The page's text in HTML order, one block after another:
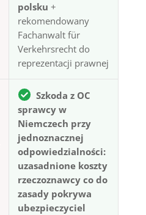
polsku +
rekomendowany
Fachanwalt für
Verkehrsrecht do
reprezentacji prawnej
Szkoda z OC
sprawcy w
Niemczech przy
jednoznacznej
odpowiedzialności:
uzasadnione koszty
rzeczoznawcy co do
zasady pokrywa
ubezpieczyciel